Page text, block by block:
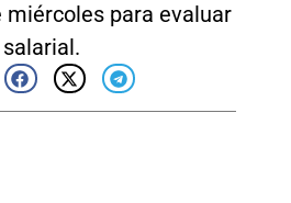
miércoles para evaluar